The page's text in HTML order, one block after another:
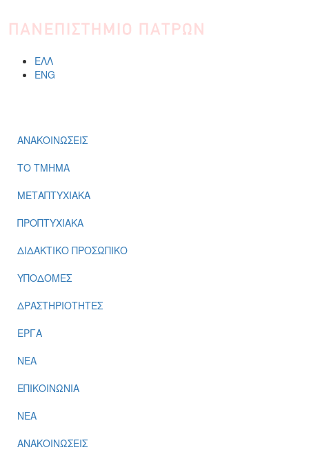
ΕΛΛ
ENG
ΑΝΑΚΟΙΝΩΣΕΙΣ
ΤΟ ΤΜΗΜΑ
ΜΕΤΑΠΤΥΧΙΑΚΑ
ΠΡΟΠΤΥΧΙΑΚΑ
ΔΙΔΑΚΤΙΚΟ ΠΡΟΣΩΠΙΚΟ
ΥΠΟΔΟΜΕΣ
ΔΡΑΣΤΗΡΙΟΤΗΤΕΣ
ΕΡΓΑ
ΝΕΑ
ΕΠΙΚΟΙΝΩΝΙΑ
ΝΕΑ
ΑΝΑΚΟΙΝΩΣΕΙΣ